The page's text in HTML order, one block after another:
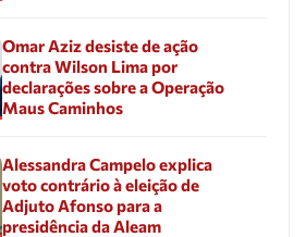
Omar Aziz desiste de ação
contra Wilson Lima por
declarações sobre a Operação
Maus Caminhos
Alessandra Campelo explica
voto contrário à eleição de
Adjuto Afonso para a
presidência da Aleam